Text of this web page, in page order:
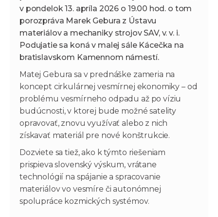
v pondelok 13. apríla 2026 o 19.00 hod. o tom
porozpráva Marek Gebura z Ústavu
materiálov a mechaniky strojov SAV, v. v. i.
Podujatie sa koná v malej sále Kácečka na
bratislavskom Kamennom námestí.
Matej Gebura sa v prednáške zameria na
koncept cirkulárnej vesmírnej ekonomiky – od
problému vesmírneho odpadu až po víziu
budúcnosti, v ktorej bude možné satelity
opravovať, znovu využívať alebo z nich
získavať materiál pre nové konštrukcie.
Dozviete sa tiež, ako k týmto riešeniam
prispieva slovenský výskum, vrátane
technológií na spájanie a spracovanie
materiálov vo vesmíre či autonómnej
spolupráce kozmických systémov.